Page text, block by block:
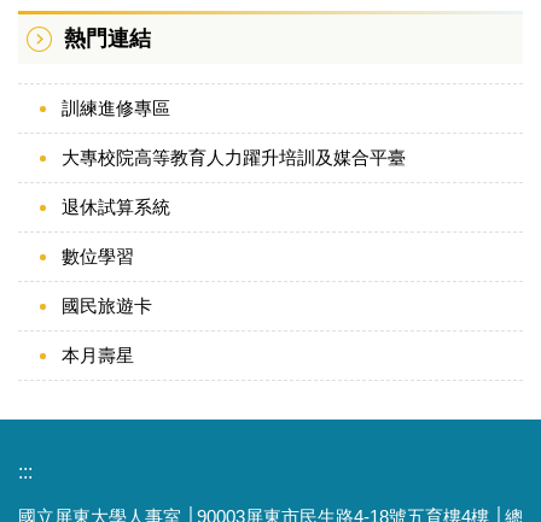
熱門連結
訓練進修專區
大專校院高等教育人力躍升培訓及媒合平臺
退休試算系統
數位學習
國民旅遊卡
本月壽星
:::
國立屏東大學人事室 │90003屏東市民生路4-18號五育樓4樓 │總